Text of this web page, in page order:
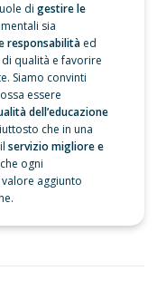
di gestire le
sia
responsabilità ed
qualità e favorire
Siamo convinti
essere
dell’educazione
che in una
servizio migliore e
ogni
aggiunto